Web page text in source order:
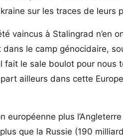
sur les traces de leurs
vaincus à Stalingrad n’en
le camp génocidaire,
fait le sale boulot pour
ailleurs dans cette
européenne plus
que la Russie (190